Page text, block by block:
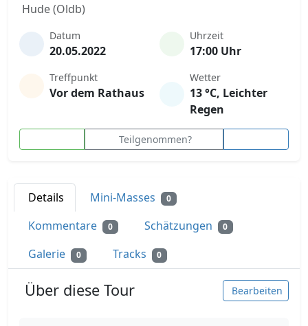
Hude (Oldb)
Datum
20.05.2022
Uhrzeit
17:00 Uhr
Treffpunkt
Vor dem Rathaus
Wetter
13 °C, Leichter
Regen
Teilgenommen?
Details Mini-Masses 0
Kommentare 0 Schätzungen 0
Galerie 0 Tracks 0
Über diese Tour Bearbeiten